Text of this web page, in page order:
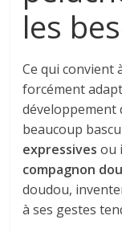
les
Ce qui convient
forcément
développement
beaucoup
expressives ou
compagnon
doudou,
à ses gestes